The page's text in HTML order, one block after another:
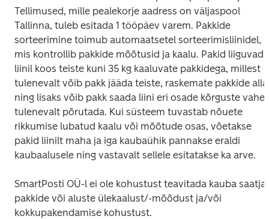
Tellimused, mille pealekorje aadress on väljaspool
Tallinna, tuleb esitada 1 tööpäev varem. Pakkide
sorteerimine toimub automaatsetel sorteerimisliinidel,
mis kontrollib pakkide mõõtusid ja kaalu. Pakid liiguvad
liinil koos teiste kuni 35 kg kaaluvate pakkidega, millest
tulenevalt võib pakk jääda teiste, raskemate pakkide alla
ning lisaks võib pakk saada liini eri osade kõrguste
tulenevalt põrutada. Kui süsteem tuvastab nõuete
rikkumise lubatud kaalu või mõõtude osas, võetakse
pakid liinilt maha ja iga kaubaühik pannakse eraldi
kaubaalusele ning vastavalt sellele esitatakse ka arve.
SmartPosti OÜ-l ei ole kohustust teavitada kauba saatjat
pakkide või aluste ülekaalust/-mõõdust ja/või
kokkupakendamise kohustust.